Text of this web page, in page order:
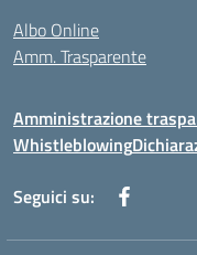
Albo Online
Amm. Trasparente
Amministrazione
Whistleblowing
Seguici su: